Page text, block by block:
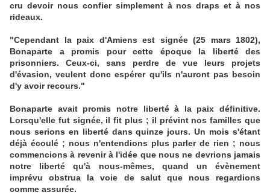
cru devoir nous confier simplement à nos draps et à nos
rideaux.
"Cependant la paix d'Amiens est signée (25 mars 1802),
Bonaparte a promis pour cette époque la liberté des
prisonniers. Ceux-ci, sans perdre de vue leurs projets
d'évasion, veulent donc espérer qu'ils n'auront pas besoin
d'y avoir recours."
Bonaparte avait promis notre liberté à la paix définitive.
Lorsqu'elle fut signée, il fit plus ; il prévint nos familles que
nous serions en liberté dans quinze jours. Un mois s'étant
déjà écoulé ; nous n'entendions plus parler de rien ; nous
commencions à revenir à l'idée que nous ne devrions jamais
notre liberté qu'à nous-mêmes, quand un évènement
imprévu obstrua la voie de salut que nous regardions
comme assurée.